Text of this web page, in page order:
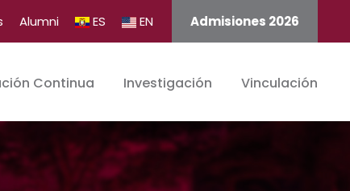
Alumni ES EN Admisiones 2026
Continua Investigación Vinculación